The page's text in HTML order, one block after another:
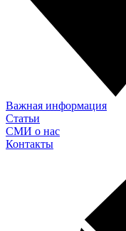
Важная информация
Статьи
СМИ о нас
Контакты